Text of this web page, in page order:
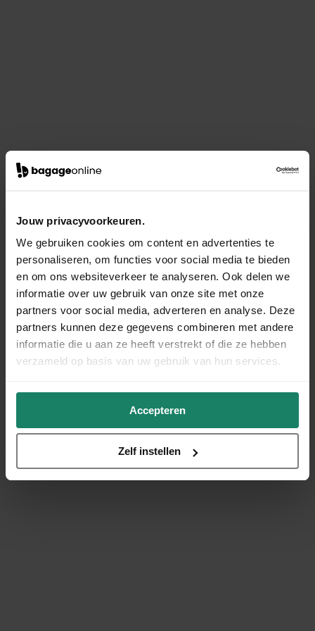
Jouw privacyvoorkeuren.
We gebruiken cookies om content en advertenties te
personaliseren, om functies voor social media te bieden
en om ons websiteverkeer te analyseren. Ook delen we
informatie over uw gebruik van onze site met onze
partners voor social media, adverteren en analyse. Deze
partners kunnen deze gegevens combineren met andere
informatie die u aan ze heeft verstrekt of die ze hebben
verzameld op basis van uw gebruik van hun services.
Accepteren
Zelf instellen